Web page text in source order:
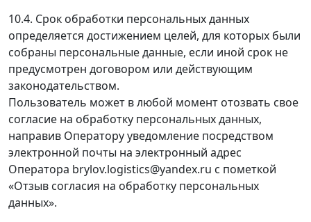
10.4. Срок обработки персональных данных
определяется достижением целей, для которых были
собраны персональные данные, если иной срок не
предусмотрен договором или действующим
законодательством.
Пользователь может в любой момент отозвать свое
согласие на обработку персональных данных,
направив Оператору уведомление посредством
электронной почты на электронный адрес
Оператора brylov.logistics@yandex.ru с пометкой
«Отзыв согласия на обработку персональных
данных».